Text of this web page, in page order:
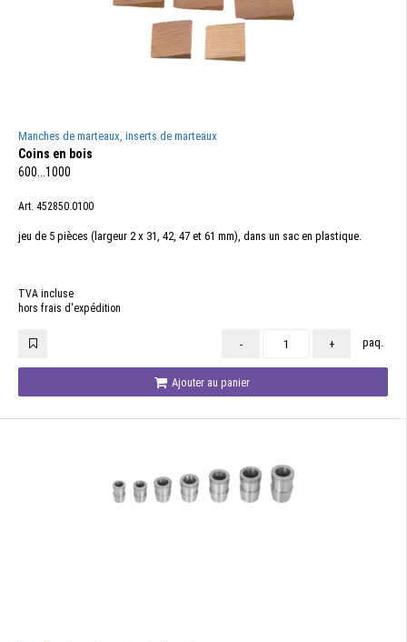
Manches de marteaux, inserts de marteaux
Coins en bois
600...1000
Art. 452850.0100
jeu de 5 pièces (largeur 2 x 31, 42, 47 et 61 mm), dans un sac en plastique.
TVA incluse
hors frais d'expédition
- + paq.
Ajouter au panier